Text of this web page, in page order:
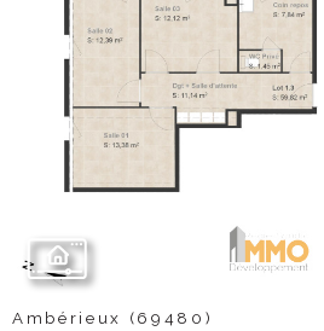
voir le
bien
Ambérieux (69480)